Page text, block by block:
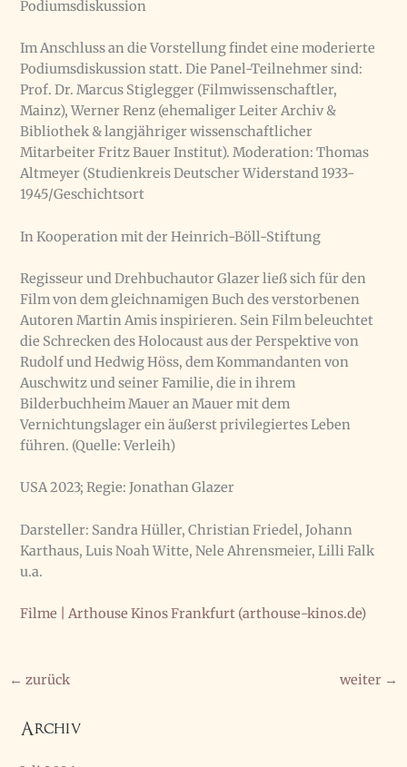
Podiumsdiskussion
Im Anschluss an die Vorstellung findet eine moderierte
Podiumsdiskussion statt. Die Panel-Teilnehmer sind:
Prof. Dr. Marcus Stiglegger (Filmwissenschaftler,
Mainz), Werner Renz (ehemaliger Leiter Archiv &
Bibliothek & langjähriger wissenschaftlicher
Mitarbeiter Fritz Bauer Institut). Moderation: Thomas
Altmeyer (Studienkreis Deutscher Widerstand 1933-
1945/Geschichtsort
In Kooperation mit der Heinrich-Böll-Stiftung
Regisseur und Drehbuchautor Glazer ließ sich für den
Film von dem gleichnamigen Buch des verstorbenen
Autoren Martin Amis inspirieren. Sein Film beleuchtet
die Schrecken des Holocaust aus der Perspektive von
Rudolf und Hedwig Höss, dem Kommandanten von
Auschwitz und seiner Familie, die in ihrem
Bilderbuchheim Mauer an Mauer mit dem
Vernichtungslager ein äußerst privilegiertes Leben
führen. (Quelle: Verleih)
USA 2023; Regie: Jonathan Glazer
Darsteller: Sandra Hüller, Christian Friedel, Johann
Karthaus, Luis Noah Witte, Nele Ahrensmeier, Lilli Falk
u.a.
Filme | Arthouse Kinos Frankfurt (arthouse-kinos.de)
← zurück weiter →
Archiv